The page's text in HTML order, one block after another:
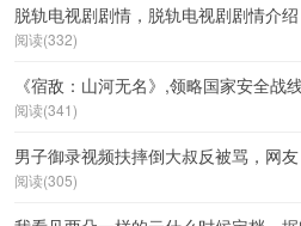
脱轨电视剧剧情，脱轨电视剧剧情介绍
阅读(332)
《宿敌：山河无名》,领略国家安全战
阅读(341)
男子御录视频扶摔倒大叔反被骂，网
阅读(305)